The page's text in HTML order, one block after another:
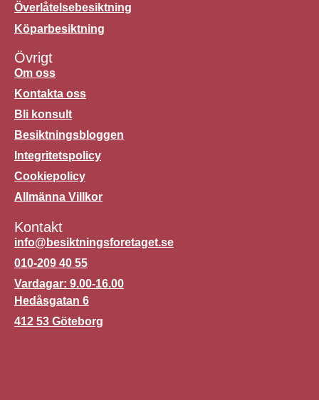
Överlåtelsebesiktning
Köparbesiktning
Övrigt
Om oss
Kontakta oss
Bli konsult
Besiktningsbloggen
Integritetspolicy
Cookiepolicy
Allmänna Villkor
Kontakt
info@besiktningsforetaget.se
010-209 40 55
Vardagar: 9.00-16.00
Hedåsgatan 6
412 53 Göteborg